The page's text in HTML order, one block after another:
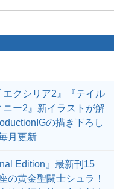
エクシリア2』『テイル
ニー2』新イラストが解
の描き下ろし
月更新
Edition』最新刊15
の黄金聖闘士シュラ！